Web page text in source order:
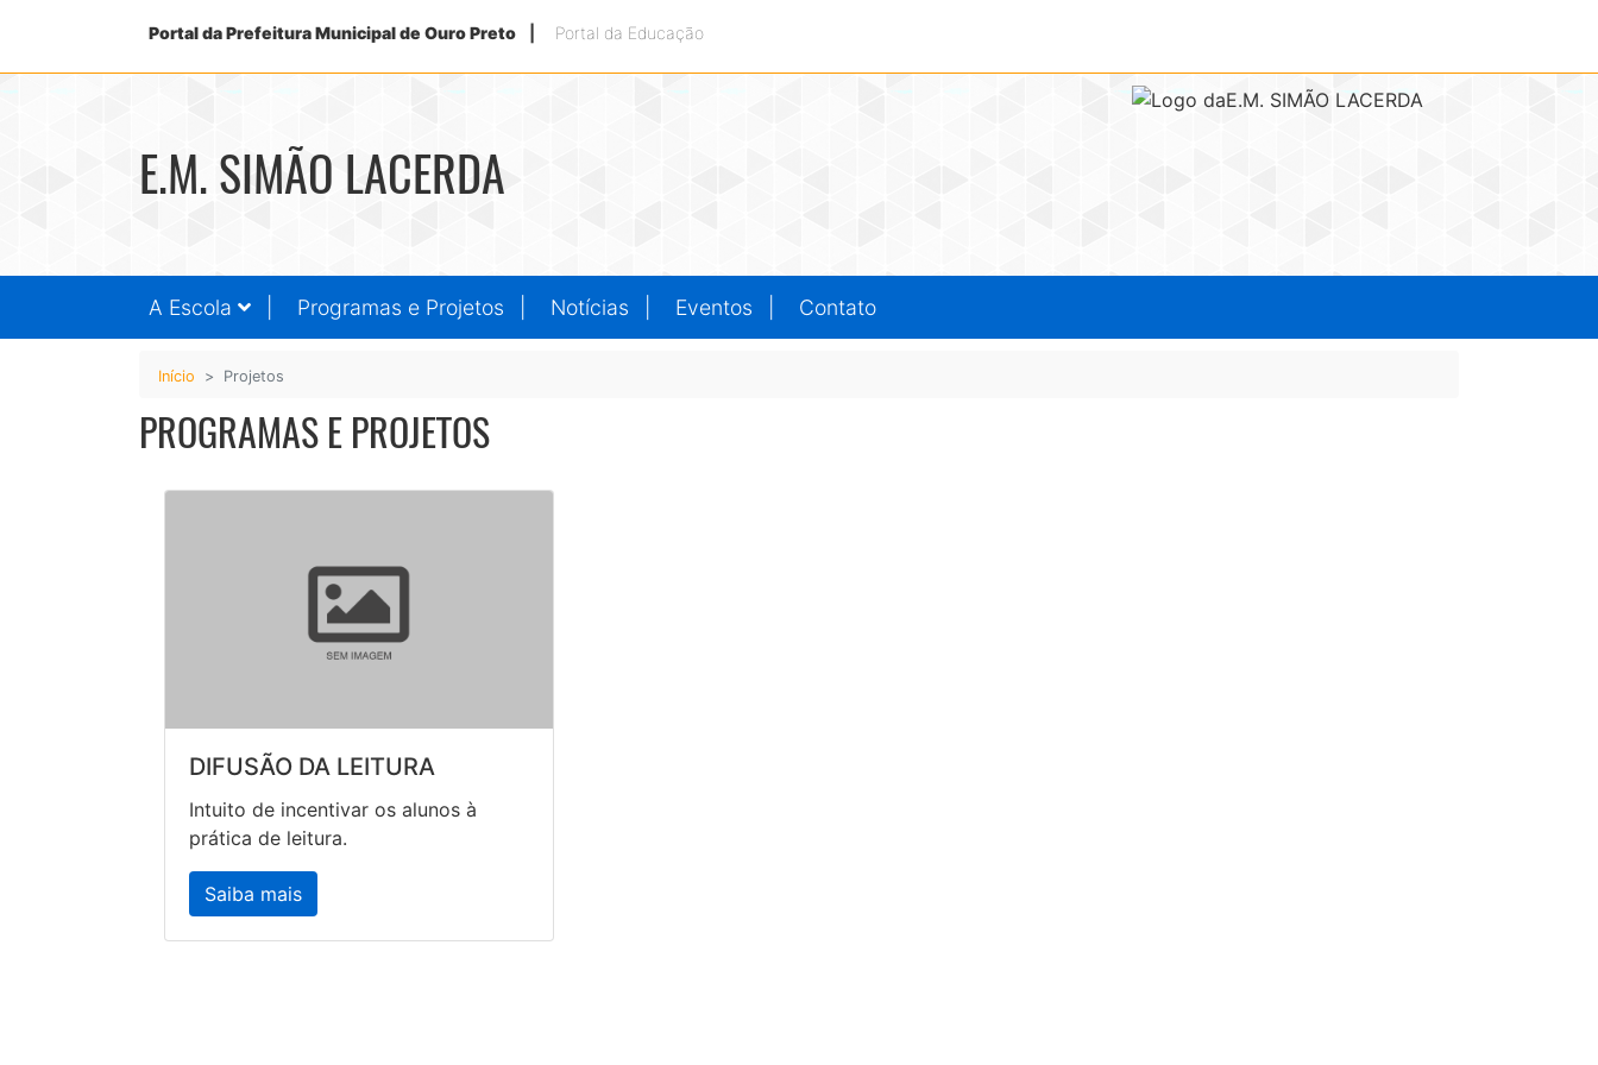
Portal da Prefeitura Municipal de Ouro Preto Portal da Educação
E.M. SIMÃO LACERDA
A Escola Programas e Projetos Notícias Eventos Contato
Início Projetos
PROGRAMAS E PROJETOS
DIFUSÃO DA LEITURA
Intuito de incentivar os alunos à
prática de leitura.
Saiba mais